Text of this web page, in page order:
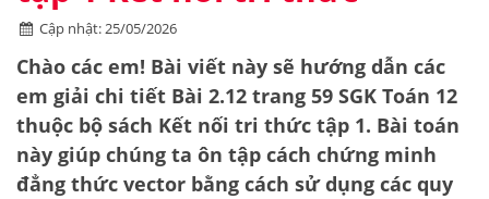
Cập nhật: 25/05/2026
Chào các em! Bài viết này sẽ hướng dẫn các
em giải chi tiết Bài 2.12 trang 59 SGK Toán 12
thuộc bộ sách Kết nối tri thức tập 1. Bài toán
này giúp chúng ta ôn tập cách chứng minh
đẳng thức vector bằng cách sử dụng các quy